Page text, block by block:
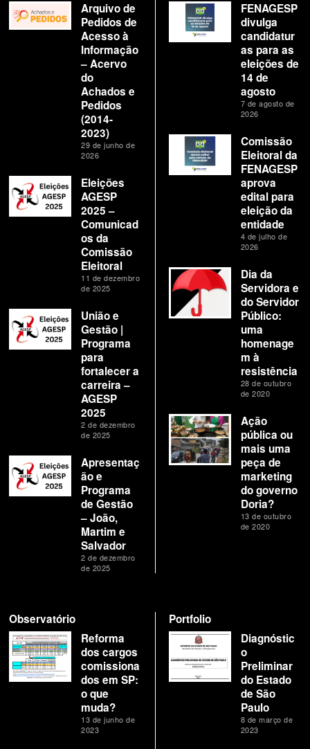
Arquivo de
Pedidos de
Acesso à
Informação
– Acervo
do
Achados e
Pedidos
(2014-
2023)
29 de junho de
2026
Eleições
AGESP
2025 –
Comunicad
os da
Comissão
Eleitoral
11 de dezembro
de 2025
União e
Gestão |
Programa
para
fortalecer a
carreira –
AGESP
2025
2 de dezembro
de 2025
Apresentaç
ão e
Programa
de Gestão
– João,
Martim e
Salvador
2 de dezembro
de 2025
FENAGESP
divulga
candidatur
as para as
eleições de
14 de
agosto
7 de agosto de
2026
Comissão
Eleitoral da
FENAGESP
aprova
edital para
eleição da
entidade
4 de julho de
2026
Dia da
Servidora e
do Servidor
Público:
uma
homenage
m à
resistência
28 de outubro
de 2020
Ação
pública ou
mais uma
peça de
marketing
do governo
Doria?
13 de outubro
de 2020
Observatório
Reforma
dos cargos
comissiona
dos em SP:
o que
muda?
13 de junho de
2023
Portfolio
Diagnóstic
o
Preliminar
do Estado
de São
Paulo
8 de março de
2023